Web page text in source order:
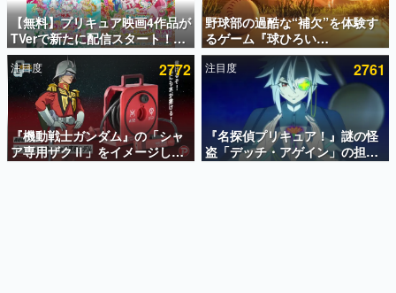
アプリセール情報
インタビュー
連載・特集一覧
殿堂入り記事
SNS拡散数が数千以上！ ページビュー数万以上！ などな
ど。多くの人々に読まれた、電ファミ渾身の“殿堂入り”記
事をまとめました。
【無料】プリキュア映画4作品が
TVerで新たに配信スタート！な
んと2018年～2024年の映画ほぼ
すべてが見放題に、ぶっちゃけ
ありえないラインナップ
野球部の過酷な“補欠”を体験す
るゲーム『球ひろい
Simulator』が「1件」のウィッ
シュリストをもとにチェコ語に
対応しSNSで話題に。『キング
ダム・カム』開発元やチェコの
プロ野球選手から称賛の声
注目度 2772
『機動戦士ガンダム』の「シャ
ア専用ザクⅡ」をイメージした
散水ホースリールが予約開始。
注目度 2761
『名探偵プリキュア！』謎の怪
盗「デッチ・アゲイン」の担当
キャストは天﨑滉平さんと判